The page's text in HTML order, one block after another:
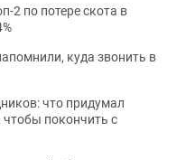
2 по потере скота в
куда звонить в
что придумал
покончить с